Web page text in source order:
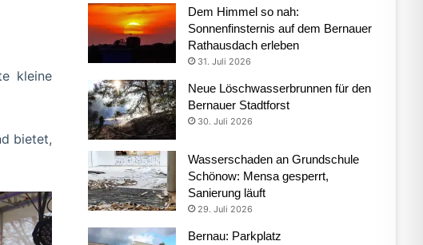
kleine
bietet,
Dem Himmel so nah:
Sonnenfinsternis auf dem Bernauer
Rathausdach erleben
31. Juli 2026
Neue Löschwasserbrunnen für den
Bernauer Stadtforst
30. Juli 2026
Wasserschaden an Grundschule
Schönow: Mensa gesperrt,
Sanierung läuft
29. Juli 2026
Bernau: Parkplatz